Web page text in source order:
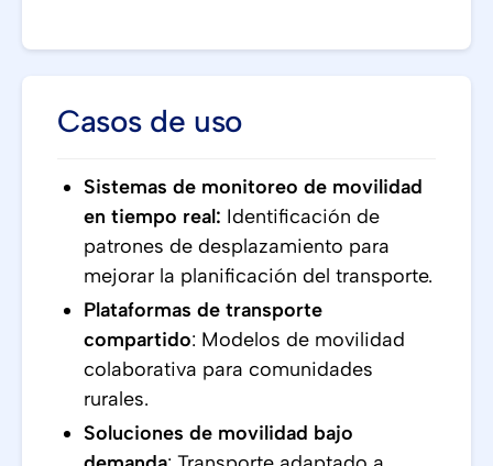
Casos de uso
Sistemas de monitoreo de movilidad
en tiempo real: Identificación de
patrones de desplazamiento para
mejorar la planificación del transporte.
Plataformas de transporte
compartido: Modelos de movilidad
colaborativa para comunidades
rurales.
Soluciones de movilidad bajo